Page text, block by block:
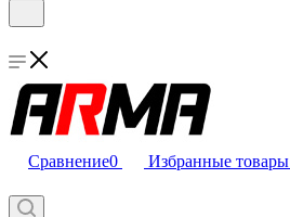
Сравнение0 Избранные товары